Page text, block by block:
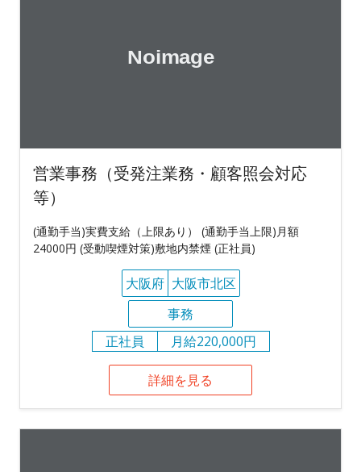
営業事務（受発注業務・顧客照会対応
等）
(通勤手当)実費支給（上限あり） (通勤手当上限)月額
24000円 (受動喫煙対策)敷地内禁煙 (正社員)
大阪府 大阪市北区
事務
正社員
月給220,000円
詳細を見る